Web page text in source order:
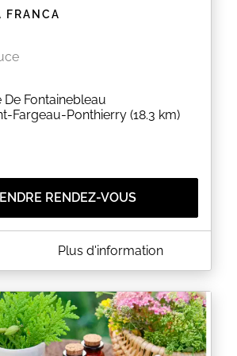
FRANCA
De Fontainebleau
Fargeau-Ponthierry (18.3 km)
RENDEZ-VOUS
RENATA FRANCA
«Prendre rendez-vous en
en ligne.
le cabinet au
Plus d'information